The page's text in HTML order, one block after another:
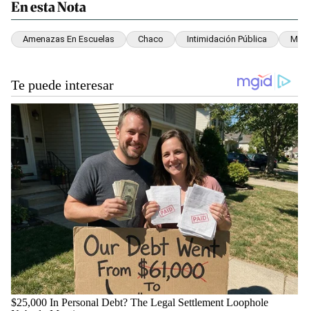
En esta Nota
Amenazas En Escuelas Chaco Intimidación Pública